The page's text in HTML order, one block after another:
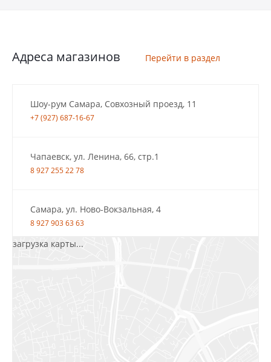
Адреса магазинов Перейти в раздел
Шоу-рум Самара, Совхозный проезд, 11
+7 (927) 687-16-67
Чапаевск, ул. Ленина, 66, стр.1
8 927 255 22 78
Самара, ул. Ново-Вокзальная, 4
8 927 903 63 63
загрузка карты...